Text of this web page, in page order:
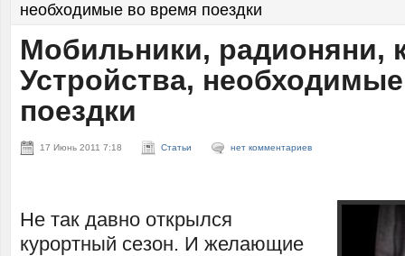
необходимые во время поездки
Мобильники,
Устройства,
поездки
17 Июнь 2011 7:18 Статьи нет комментариев
Не так давно открылся
курортный сезон. И желающие